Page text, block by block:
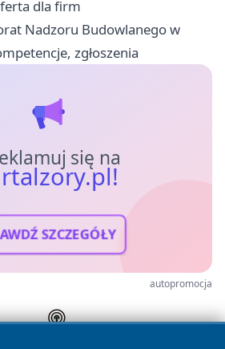
dla firm
Nadzoru Budowlanego w
zgłoszenia
się na
SZCZEGÓŁY
autopromocja